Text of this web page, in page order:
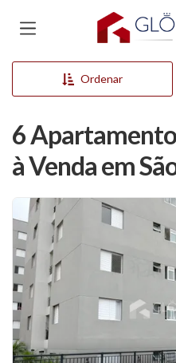
Página
Ordenar
6
à Venda em